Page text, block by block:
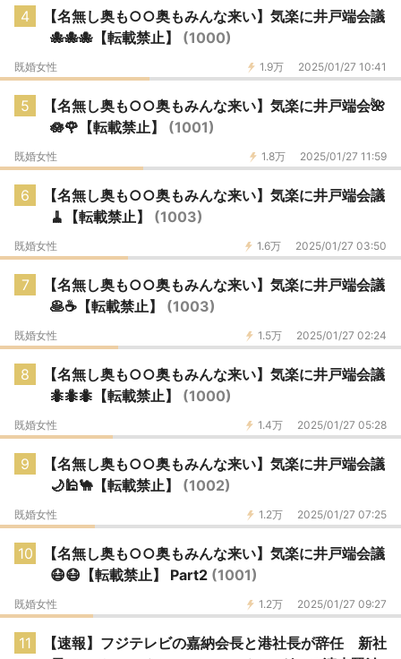
4
【名無し奥も○○奥もみんな来い】気楽に井戸端会議
🐙🐙🐙【転載禁止】 (1000)
1.9万 2025/01/27 10:41
既婚女性
5
【名無し奥も○○奥もみんな来い】気楽に井戸端会🌺
🪷🌹【転載禁止】 (1001)
1.8万 2025/01/27 11:59
既婚女性
6
【名無し奥も○○奥もみんな来い】気楽に井戸端会議
🧹【転載禁止】 (1003)
1.6万 2025/01/27 03:50
既婚女性
7
【名無し奥も○○奥もみんな来い】気楽に井戸端会議
🥞☕️【転載禁止】 (1003)
1.5万 2025/01/27 02:24
既婚女性
8
【名無し奥も○○奥もみんな来い】気楽に井戸端会議
🐜🐜🐜【転載禁止】 (1000)
1.4万 2025/01/27 05:28
既婚女性
9
【名無し奥も○○奥もみんな来い】気楽に井戸端会議
🌙🕌🐪【転載禁止】 (1002)
1.2万 2025/01/27 07:25
既婚女性
10
【名無し奥も○○奥もみんな来い】気楽に井戸端会議
😷😷【転載禁止】 Part2 (1001)
1.2万 2025/01/27 09:27
既婚女性
11
【速報】フジテレビの嘉納会長と港社長が辞任 新社